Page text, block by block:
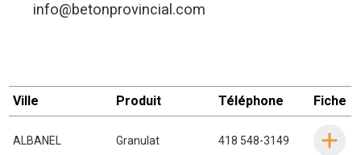
info@betonprovincial.com
Ville Produit Téléphone Fiche
ALBANEL Granulat 418 548-3149